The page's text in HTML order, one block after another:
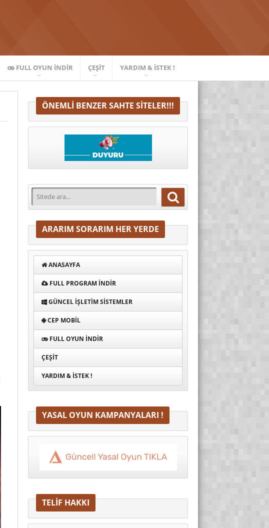
FULL OYUN İNDIR ÇEŞIT YARDIM & İSTEK !
ÖNEMLI BENZER SAHTE SITELER!!!
ARARIM SORARIM HER YERDE
ANASAYFA
FULL PROGRAM INDIR
GÜNCEL İŞLETIM SISTEMLER
CEP MOBIL
FULL OYUN İNDIR
ÇEŞIT
YARDIM & İSTEK !
YASAL OYUN KAMPANYALARI !
TELİF HAKKI